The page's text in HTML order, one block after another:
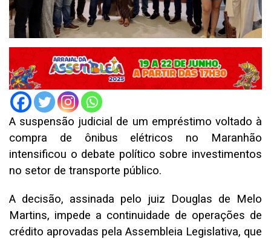
A suspensão judicial de um empréstimo voltado à
compra de ônibus elétricos no Maranhão
intensificou o debate político sobre investimentos
no setor de transporte público.
A decisão, assinada pelo juiz Douglas de Melo
Martins, impede a continuidade de operações de
crédito aprovadas pela Assembleia Legislativa, que